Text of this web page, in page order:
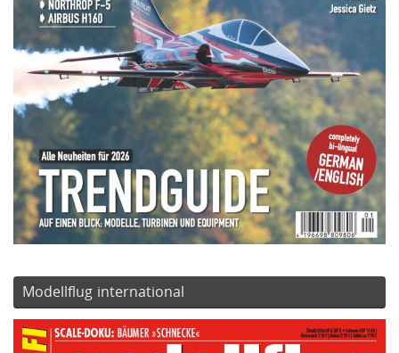
Modellflug international